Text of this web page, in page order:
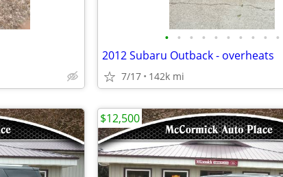
• • • • • • • • • •
2012 Subaru Outback - overheats
7/17 142k mi
$12,500